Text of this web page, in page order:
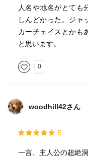
人名や地名がとても
しんどかった。ジャ
カーチェイスとかも
と思います。
0
woodhill42さん
5
一言、主人公の超絶